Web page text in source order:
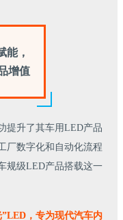
能，
增值
提升了其车用LED产品
厂数字化和自动化流程
规级LED产品搭载这一
，专为现代汽车内